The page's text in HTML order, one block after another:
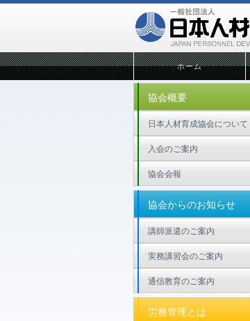
ホーム
協会概要
日本人材育成協会について
入会のご案内
協会会報
協会からのお知らせ
講師派遣のご案内
実務講習会のご案内
通信教育のご案内
労務管理とは